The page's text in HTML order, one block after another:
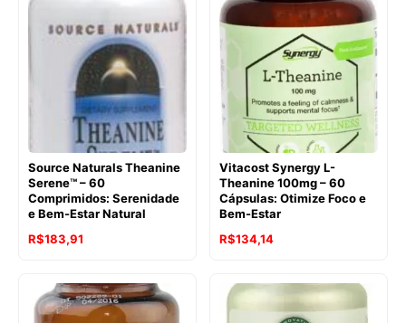
R$324,98.R$284,34.
era:
R$201,50.
é:
R$124,53.
Source Naturals Theanine
Serene™ – 60
Comprimidos: Serenidade
e Bem-Estar Natural
O
original
era:
R$183,91
atual
é:
Vitacost Synergy L-
Theanine 100mg – 60
Cápsulas: Otimize Foco e
Bem-Estar
R$134,14